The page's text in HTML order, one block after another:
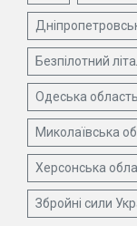
Безпілотний
Одеська область
Миколаївська
Херсонська
Збройні сили